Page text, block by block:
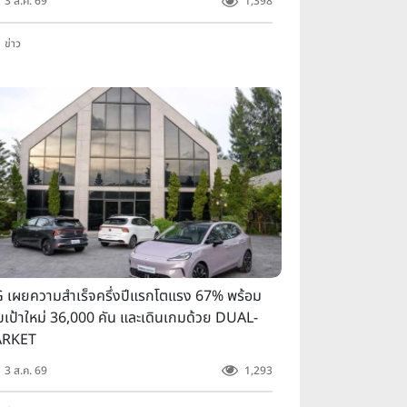
ข่าว
เผยความสำเร็จครึ่งปีแรกโตแรง 67% พร้อม
ป้าใหม่ 36,000 คัน และเดินเกมด้วย DUAL-
3 ส.ค. 69 1,293